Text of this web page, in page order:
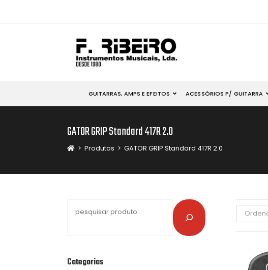
GUITARRAS, AMPS E EFEITOS ACESSÓRIOS P/ GUITARRA
GATOR GRIP Standard 417R 2.0
> Produtos > GATOR GRIP Standard 417R 2.0
Categorias